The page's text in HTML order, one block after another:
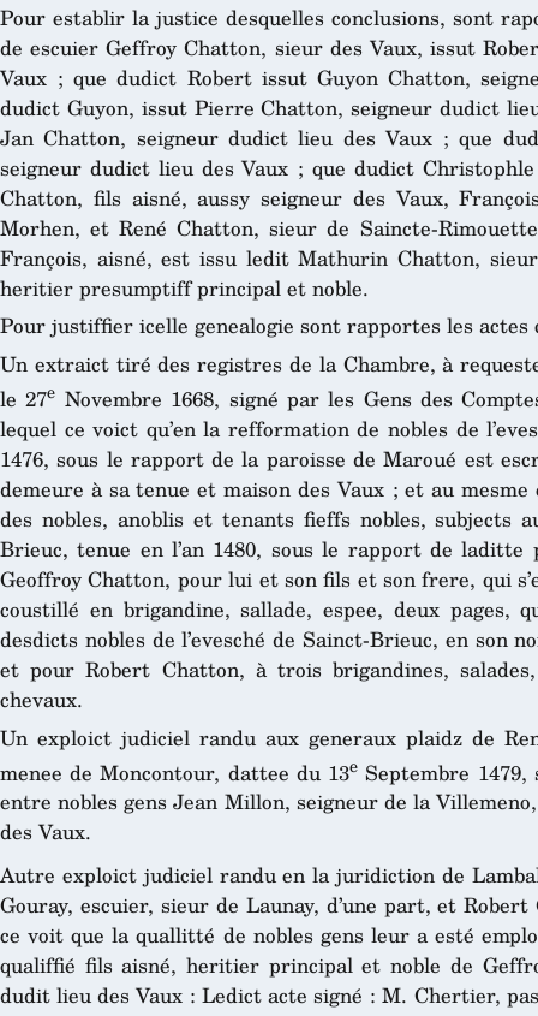
Pour establir la justice desquelles conclusions, sont
de escuier Geffroy Chatton, sieur des Vaux, issut
Vaux ; que dudict Robert issut Guyon Chatton,
dudict Guyon, issut Pierre Chatton, seigneur dudict
Jan Chatton, seigneur dudict lieu des Vaux ; que
seigneur dudict lieu des Vaux ; que dudict
Chatton, fils aisné, aussy seigneur des Vaux,
Morhen, et René Chatton, sieur de Saincte-
François, aisné, est issu ledit Mathurin Chatton,
heritier presumptiff principal et noble.
Pour justiffier icelle genealogie sont rapportes les actes
Un extraict tiré des registres de la Chambre, à
le 27e Novembre 1668, signé par les Gens des
lequel ce voict qu’en la refformation de nobles de
1476, sous le rapport de la paroisse de Maroué est
demeure à sa tenue et maison des Vaux ; et au
des nobles, anoblis et tenants fieffs nobles, subjects
Brieuc, tenue en l’an 1480, sous le rapport de
Geoffroy Chatton, pour lui et son fils et son frere, qui
coustillé en brigandine, sallade, espee, deux
desdicts nobles de l’evesché de Sainct-Brieuc, en son
et pour Robert Chatton, à trois brigandines,
chevaux.
Un exploict judiciel randu aux generaux plaidz de
menee de Moncontour, dattee du 13e Septembre 1479,
entre nobles gens Jean Millon, seigneur de la
des Vaux.
Autre exploict judiciel randu en la juridiction de
Gouray, escuier, sieur de Launay, d’une part, et
ce voit que la quallitté de nobles gens leur a esté
qualiffié fils aisné, heritier principal et noble de
dudit lieu des Vaux : Ledict acte signé : M. Chertier,